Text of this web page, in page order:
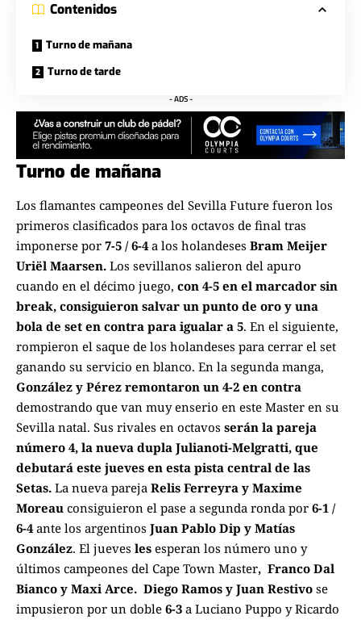
Contenidos
Turno de mañana
Turno de tarde
- ADS -
Turno de mañana
Los flamantes campeones del Sevilla Future fueron los
primeros clasificados para los octavos de final tras
imponerse por 7-5 / 6-4a los holandeses Bram Meijer
Uriël Maarsen. Los sevillanos salieron del apuro
cuando en el décimo juego, con 4-5 en el marcador sin
break, consiguieron salvar un punto de oro y una
bola de set en contra para igualar a 5. En el siguiente,
rompieron el saque de los holandeses para cerrar el set
ganando su servicio en blanco. En la segunda manga,
González y Pérez remontaron un 4-2 en contra
demostrando que van muy enserio en este Master en su
Sevilla natal. Sus rivales en octavos serán la pareja
número 4, la nueva dupla Julianoti-Melgratti, que
debutará este jueves en esta pista central de las
Setas. La nueva pareja Relis Ferreyra y Maxime
Moreau consiguieron el pase a segunda ronda por 6-1 /
6-4ante los argentinos Juan Pablo Dip y Matías
González. El jueves les esperan los número uno y
últimos campeones del Cape Town Master, Franco Dal
Bianco y Maxi Arce. Diego Ramos y Juan Restivo se
impusieron por un doble 6-3 a Luciano Puppo y Ricardo